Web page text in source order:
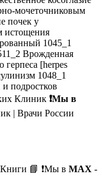
мочеточниковым
почек у
истощения
1045_1
Врожденная
герпеса [herpes
1048_1
и подростков
Клиник ❗️Мы в
| Врачи России
📘 ❗️Мы в MAX -